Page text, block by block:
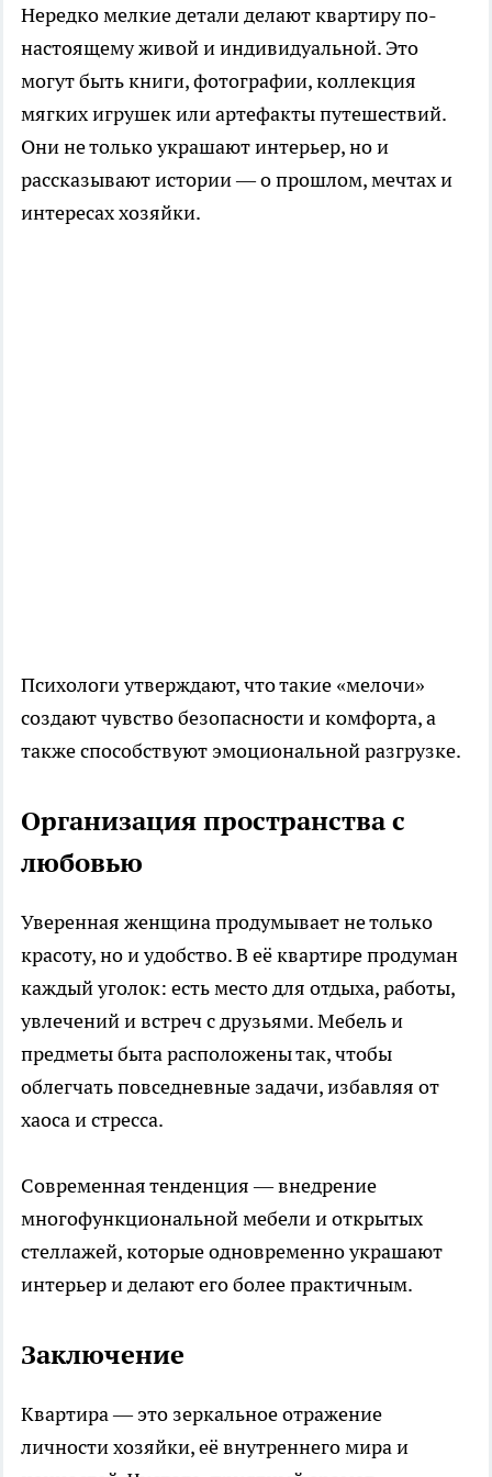
Нередко мелкие детали делают квартиру по-
настоящему живой и индивидуальной. Это
могут быть книги, фотографии, коллекция
мягких игрушек или артефакты путешествий.
Они не только украшают интерьер, но и
рассказывают истории — о прошлом, мечтах и
интересах хозяйки.
Психологи утверждают, что такие «мелочи»
создают чувство безопасности и комфорта, а
также способствуют эмоциональной разгрузке.
Организация пространства с
любовью
Уверенная женщина продумывает не только
красоту, но и удобство. В её квартире продуман
каждый уголок: есть место для отдыха, работы,
увлечений и встреч с друзьями. Мебель и
предметы быта расположены так, чтобы
облегчать повседневные задачи, избавляя от
хаоса и стресса.
Современная тенденция — внедрение
многофункциональной мебели и открытых
стеллажей, которые одновременно украшают
интерьер и делают его более практичным.
Заключение
Квартира — это зеркальное отражение
личности хозяйки, её внутреннего мира и